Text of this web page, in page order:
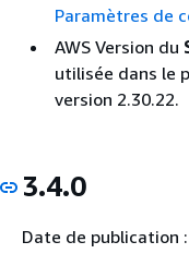
Paramètres de
AWS Version du
utilisée dans le
version 2.30.22.
3.4.0
Date de publication